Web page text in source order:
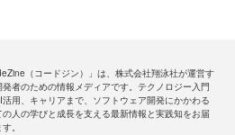
（コードジン）」は、株式会社翔泳社が運営す
発者のための情報メディアです。テクノロジー入門
用、キャリアまで、ソフトウェア開発にかかわる
の人の学びと成長を支える最新情報と実践知をお届
。